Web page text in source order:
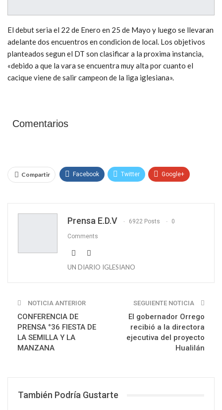
El debut seria el 22 de Enero en 25 de Mayo y luego se llevaran
adelante dos encuentros en condicion de local. Los objetivos
planteados segun el DT son clasificar a la proxima instancia,
«debido a que la vara se encuentra muy alta por cuanto el
cacique viene de salir campeon de la liga iglesiana».
Comentarios
Compartir Facebook Twitter Google+
Prensa E.D.V 6922 Posts 0
Comments
UN DIARIO IGLESIANO
NOTICIA ANTERIOR
CONFERENCIA DE
PRENSA °36 FIESTA DE
LA SEMILLA Y LA
MANZANA
SEGUIENTE NOTICIA
El gobernador Orrego
recibió a la directora
ejecutiva del proyecto
Hualilán
También Podría Gustarte